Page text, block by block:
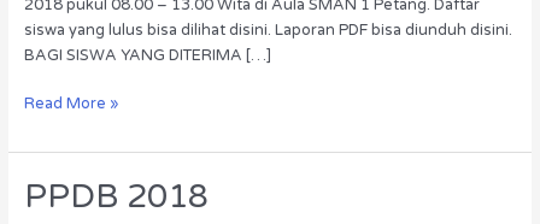
2018 pukul 08.00 – 13.00 Wita di Aula SMAN 1 Petang. Daftar
siswa yang lulus bisa dilihat disini. Laporan PDF bisa diunduh disini.
BAGI SISWA YANG DITERIMA […]
Read More »
PPDB 2018
PPDB
2018